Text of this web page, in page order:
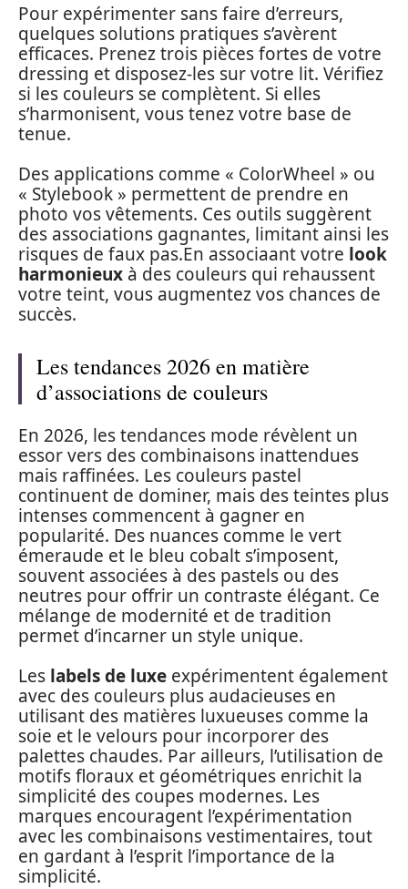
Pour expérimenter sans faire d’erreurs,
quelques solutions pratiques s’avèrent
efficaces. Prenez trois pièces fortes de votre
dressing et disposez-les sur votre lit. Vérifiez
si les couleurs se complètent. Si elles
s’harmonisent, vous tenez votre base de
tenue.
Des applications comme « ColorWheel » ou
« Stylebook » permettent de prendre en
photo vos vêtements. Ces outils suggèrent
des associations gagnantes, limitant ainsi les
risques de faux pas.En associaant votre look
harmonieux à des couleurs qui rehaussent
votre teint, vous augmentez vos chances de
succès.
Les tendances 2026 en matière
d’associations de couleurs
En 2026, les tendances mode révèlent un
essor vers des combinaisons inattendues
mais raffinées. Les couleurs pastel
continuent de dominer, mais des teintes plus
intenses commencent à gagner en
popularité. Des nuances comme le vert
émeraude et le bleu cobalt s’imposent,
souvent associées à des pastels ou des
neutres pour offrir un contraste élégant. Ce
mélange de modernité et de tradition
permet d’incarner un style unique.
Les labels de luxe expérimentent également
avec des couleurs plus audacieuses en
utilisant des matières luxueuses comme la
soie et le velours pour incorporer des
palettes chaudes. Par ailleurs, l’utilisation de
motifs floraux et géométriques enrichit la
simplicité des coupes modernes. Les
marques encouragent l’expérimentation
avec les combinaisons vestimentaires, tout
en gardant à l’esprit l’importance de la
simplicité.